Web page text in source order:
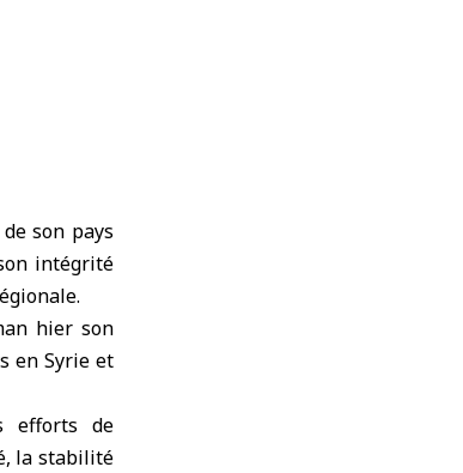
son pays
intégrité
hier son
en Syrie et
efforts de
la stabilité